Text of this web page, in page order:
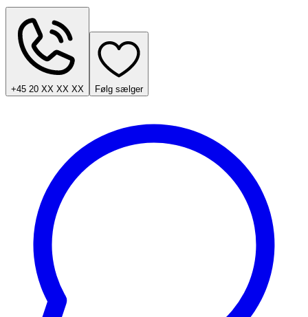
+45 20 XX XX XX Følg sælger